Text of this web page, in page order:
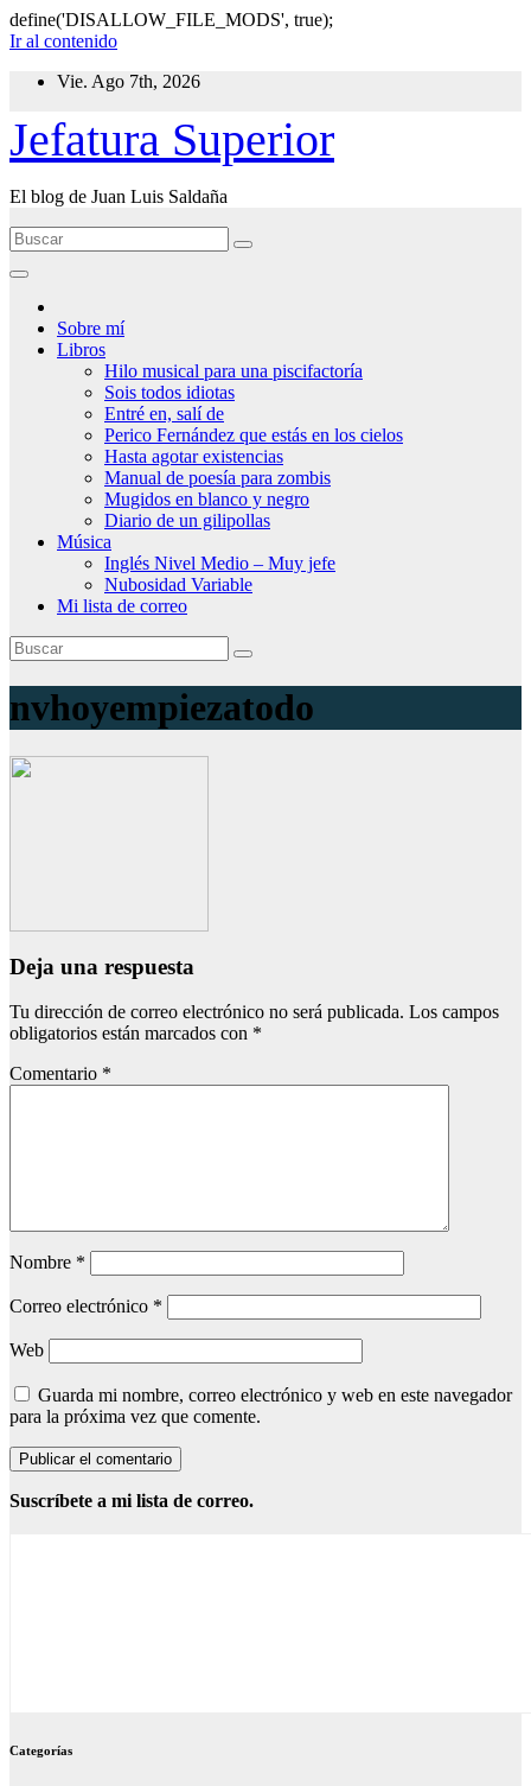
define('DISALLOW_FILE_MODS', true);
Ir al contenido
Vie. Ago 7th, 2026
Jefatura Superior
El blog de Juan Luis Saldaña
Sobre mí
Libros
Hilo musical para una piscifactoría
Sois todos idiotas
Entré en, salí de
Perico Fernández que estás en los cielos
Hasta agotar existencias
Manual de poesía para zombis
Mugidos en blanco y negro
Diario de un gilipollas
Música
Inglés Nivel Medio – Muy jefe
Nubosidad Variable
Mi lista de correo
nvhoyempiezatodo
Deja una respuesta
Tu dirección de correo electrónico no será publicada. Los campos
obligatorios están marcados con *
Comentario *
Nombre *
Correo electrónico *
Web
Guarda mi nombre, correo electrónico y web en este navegador
para la próxima vez que comente.
Suscríbete a mi lista de correo.
Categorías